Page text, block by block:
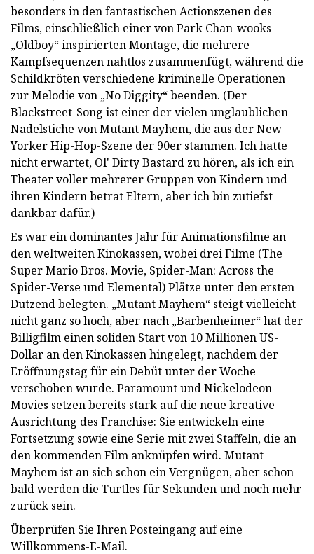
besonders in den fantastischen Actionszenen des
Films, einschließlich einer von Park Chan-wooks
„Oldboy“ inspirierten Montage, die mehrere
Kampfsequenzen nahtlos zusammenfügt, während die
Schildkröten verschiedene kriminelle Operationen
zur Melodie von „No Diggity“ beenden. (Der
Blackstreet-Song ist einer der vielen unglaublichen
Nadelstiche von Mutant Mayhem, die aus der New
Yorker Hip-Hop-Szene der 90er stammen. Ich hatte
nicht erwartet, Ol' Dirty Bastard zu hören, als ich ein
Theater voller mehrerer Gruppen von Kindern und
ihren Kindern betrat Eltern, aber ich bin zutiefst
dankbar dafür.)
Es war ein dominantes Jahr für Animationsfilme an
den weltweiten Kinokassen, wobei drei Filme (The
Super Mario Bros. Movie, Spider-Man: Across the
Spider-Verse und Elemental) Plätze unter den ersten
Dutzend belegten. „Mutant Mayhem“ steigt vielleicht
nicht ganz so hoch, aber nach „Barbenheimer“ hat der
Billigfilm einen soliden Start von 10 Millionen US-
Dollar an den Kinokassen hingelegt, nachdem der
Eröffnungstag für ein Debüt unter der Woche
verschoben wurde. Paramount und Nickelodeon
Movies setzen bereits stark auf die neue kreative
Ausrichtung des Franchise: Sie entwickeln eine
Fortsetzung sowie eine Serie mit zwei Staffeln, die an
den kommenden Film anknüpfen wird. Mutant
Mayhem ist an sich schon ein Vergnügen, aber schon
bald werden die Turtles für Sekunden und noch mehr
zurück sein.
Überprüfen Sie Ihren Posteingang auf eine
Willkommens-E-Mail.